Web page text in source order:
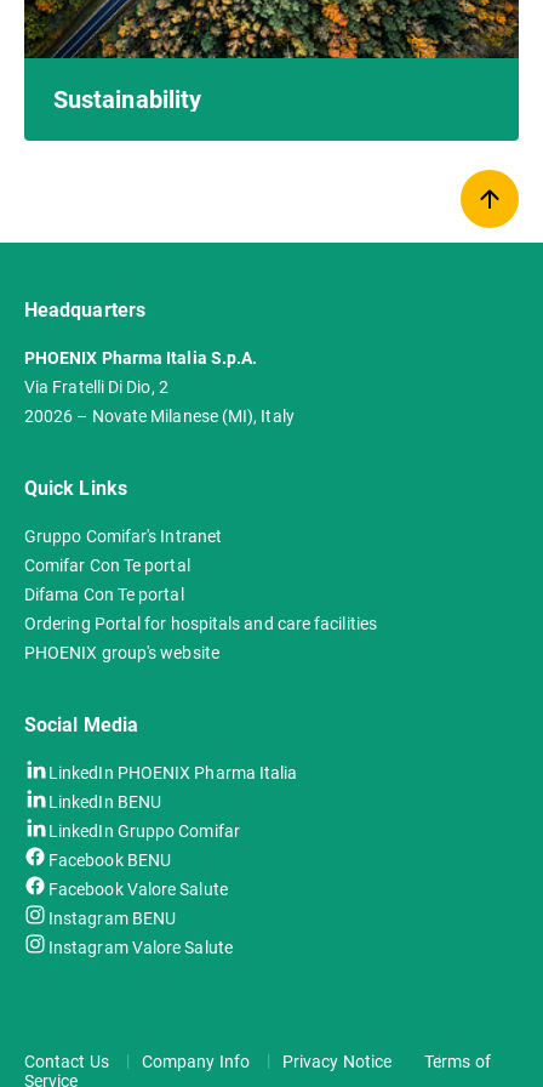
Sustainability
Headquarters
PHOENIX Pharma Italia S.p.A.
Via Fratelli Di Dio, 2
20026 – Novate Milanese (MI), Italy
Quick Links
Gruppo Comifar's Intranet
Comifar Con Te portal
Difama Con Te portal
Ordering Portal for hospitals and care facilities
PHOENIX group's website
Social Media
LinkedIn PHOENIX Pharma Italia
LinkedIn BENU
LinkedIn Gruppo Comifar
Facebook BENU
Facebook Valore Salute
Instagram BENU
Instagram Valore Salute
Contact Us Company Info Privacy Notice
Terms of
Service